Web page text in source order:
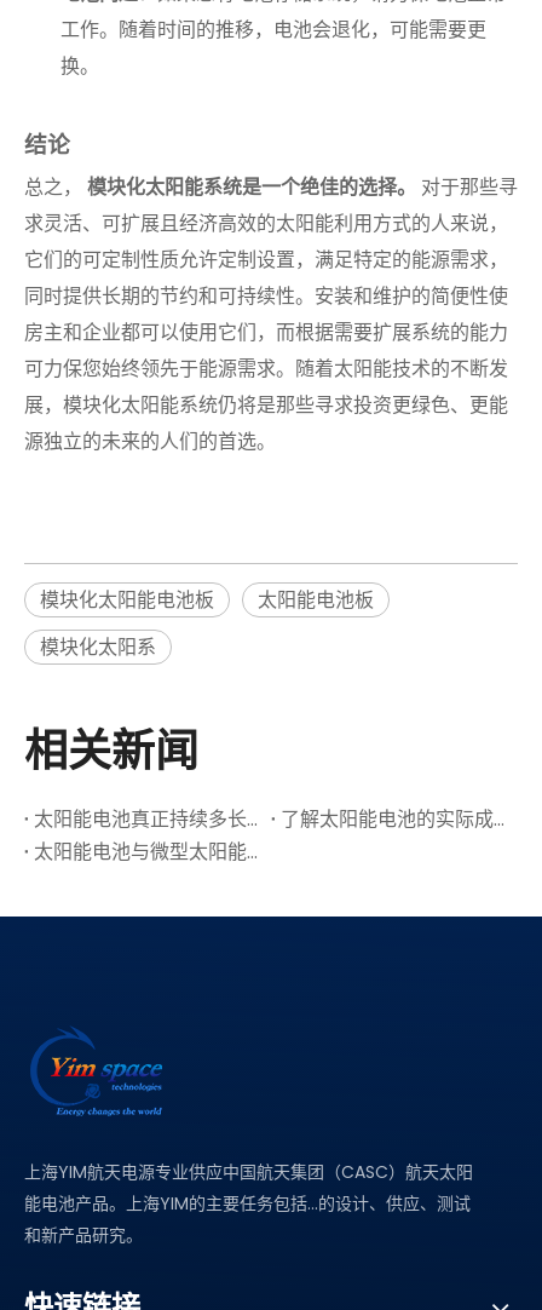
工作。随着时间的推移，电池会退化，可能需要更
换。
结论
总之， 模块化太阳能系统是一个绝佳的选择。
对于那些寻
求灵活、可扩展且经济高效的太阳能利用方式的人来说，
它们的可定制性质允许定制设置，满足特定的能源需求，
同时提供长期的节约和可持续性。安装和维护的简便性使
房主和企业都可以使用它们，而根据需要扩展系统的能力
可力保您始终领先于能源需求。随着太阳能技术的不断发
展，模块化太阳能系统仍将是那些寻求投资更绿色、更能
源独立的未来的人们的首选。
模块化太阳能电池板
太阳能电池板
模块化太阳系
相关新闻
太阳能电池真正持续多长时间？寿命和维护指南
了解太阳能电池的实际成本：安装，操作和ROI
太阳能电池与微型太阳能电池：有什么区别？
上海YIM航天电源专业供应中国航天集团（CASC）航天太阳
能电池产品。上海YIM的主要任务包括...的设计、供应、测试
和新产品研究。